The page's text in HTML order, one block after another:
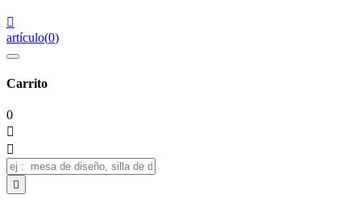

artículo(0)
Carrito
0


